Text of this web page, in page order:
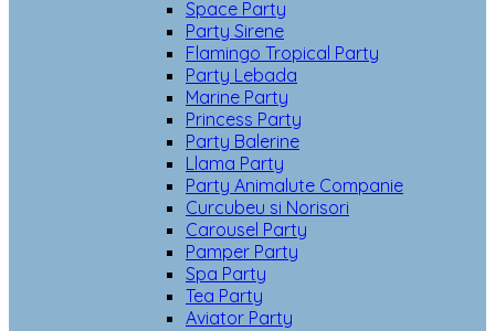
Space Party
Party Sirene
Flamingo Tropical Party
Party Lebada
Marine Party
Princess Party
Party Balerine
Llama Party
Party Animalute Companie
Curcubeu si Norisori
Carousel Party
Pamper Party
Spa Party
Tea Party
Aviator Party